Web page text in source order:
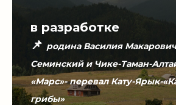
в разработке
📌 родина Василия
Семинский и Чике-Таман-
«Марс»- перевал Кату-Ярык-
грибы»